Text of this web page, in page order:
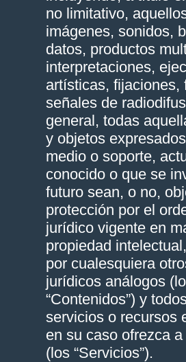
no limitativo,
imágenes, sonidos,
datos, productos
interpretaciones,
artísticas, fijaciones,
señales de
general, todas
y objetos
medio o soporte,
conocido o que se
futuro sean, o no,
protección por el
jurídico vigente en
propiedad
por cualesquiera
jurídicos análogos
“Contenidos”) y
servicios o recursos
en su caso ofrezca
(los “Servicios”).